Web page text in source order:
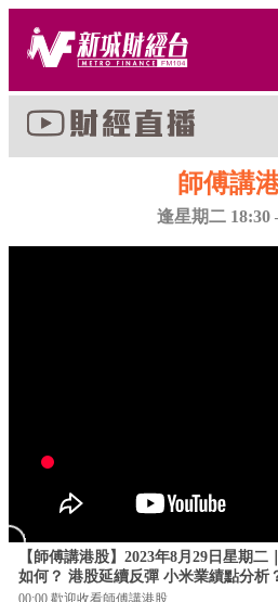
師傅講
逢星期二 18:30
【師傅講港股】2023年8月29日星期
如何？ 港股延續反彈 小米業績點分析
00:00 歡迎收看師傅講港股